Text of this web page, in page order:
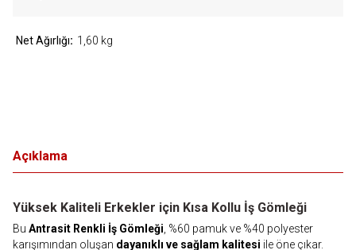
Açıklama
Yüksek Kaliteli Erkekler için Kısa Kollu İş Gömleği
Bu Antrasit Renkli İş Gömleği , %60 pamuk ve %40 polyester
karışımından oluşan dayanıklı ve sağlam kalitesi ile öne çıkar.
Net Ağırlığı 1,60 kg